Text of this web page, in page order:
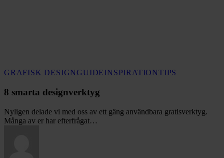
GRAFISK DESIGNGUIDEINSPIRATIONTIPS
8 smarta designverktyg
Nyligen delade vi med oss av ett gäng användbara gratisverktyg.
Många av er har efterfrågat…